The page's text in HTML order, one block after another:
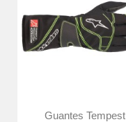
Guantes Tempest